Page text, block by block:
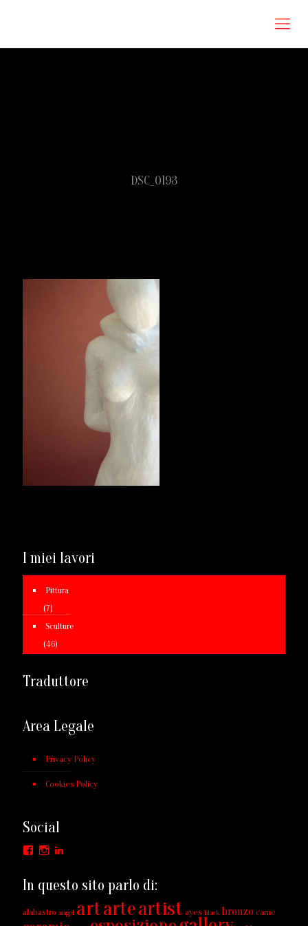
DSC_0193
I miei lavori
Pittura
(7)
Sculture
(46)
Traduttore
Area Legale
Privacy Policy
Cookies Policy
Social
Facebook
Instagram
In questo sito parlo di:
alabastro angel artarteartist ayes black bronzo carne